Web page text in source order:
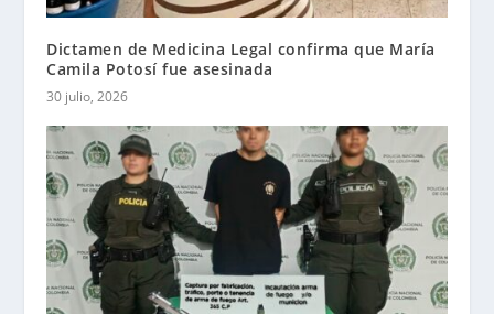
Dictamen de Medicina Legal confirma que María
Camila Potosí fue asesinada
30 julio, 2026